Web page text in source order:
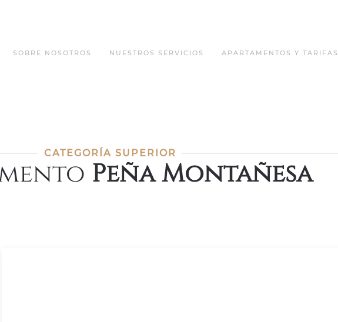
SOBRE NOSOTROS NUESTROS SERVICIOS APARTAMENTOS Y TARIFAS
CATEGORÍA SUPERIOR
Peña Montañesa